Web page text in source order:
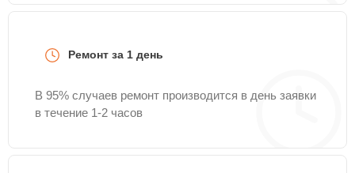
Ремонт за 1 день
В 95% случаев ремонт производится в день заявки
в течение 1-2 часов